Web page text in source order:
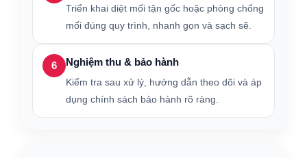
Triển khai diệt mối tận gốc hoặc phòng chống
mối đúng quy trình, nhanh gọn và sạch sẽ.
6 Nghiệm thu & bảo hành
Kiểm tra sau xử lý, hướng dẫn theo dõi và áp
dụng chính sách bảo hành rõ ràng.